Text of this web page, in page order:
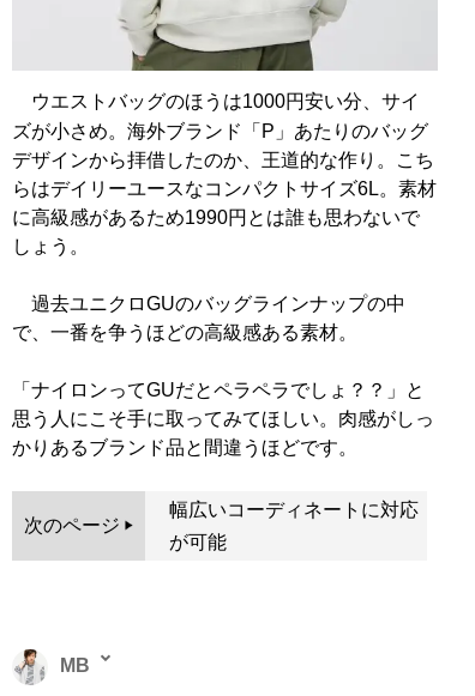
ウエストバッグのほうは1000円安い分、サイ
ズが小さめ。海外ブランド「P」あたりのバッグ
デザインから拝借したのか、王道的な作り。こち
らはデイリーユースなコンパクトサイズ6L。素材
に高級感があるため1990円とは誰も思わないで
しょう。
過去ユニクロGUのバッグラインナップの中
で、一番を争うほどの高級感ある素材。
「ナイロンってGUだとペラペラでしょ？？」と
思う人にこそ手に取ってみてほしい。肉感がしっ
かりあるブランド品と間違うほどです。
次のページ
幅広いコーディネートに対応
が可能
MB